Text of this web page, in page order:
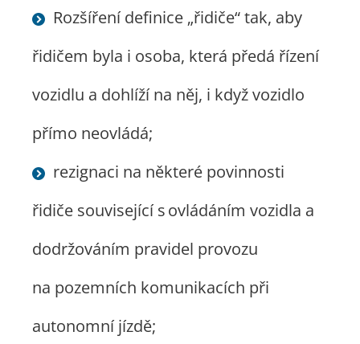
Rozšíření definice „řidiče“ tak, aby
řidičem byla i osoba, která předá řízení
vozidlu a dohlíží na něj, i když vozidlo
přímo neovládá;
rezignaci na některé povinnosti
řidiče související s ovládáním vozidla a
dodržováním pravidel provozu
na pozemních komunikacích při
autonomní jízdě;